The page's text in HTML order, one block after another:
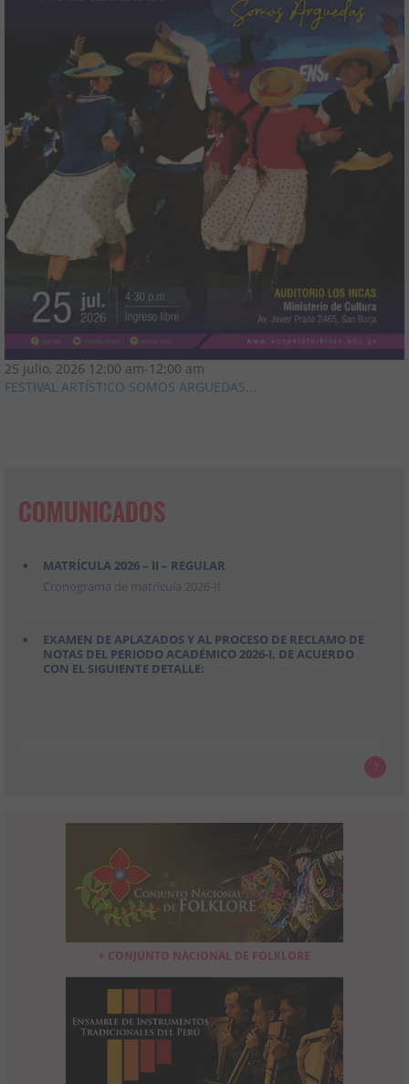
25 julio, 2026 12:00 am-12:00 am
FESTIVAL ARTÍSTICO SOMOS ARGUEDAS...
COMUNICADOS
MATRÍCULA 2026 – II – REGULAR
Cronograma de matrícula 2026-II
EXAMEN DE APLAZADOS Y AL PROCESO DE RECLAMO DE
NOTAS DEL PERIODO ACADÉMICO 2026-I, DE ACUERDO
CON EL SIGUIENTE DETALLE:
+ CONJUNTO NACIONAL DE FOLKLORE